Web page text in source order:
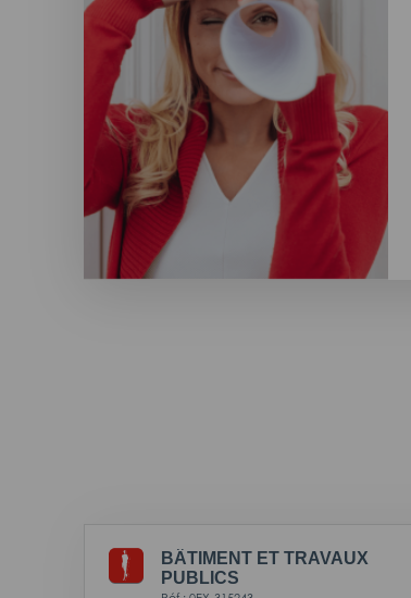
BÂTIMENT ET TRAVAUX
PUBLICS